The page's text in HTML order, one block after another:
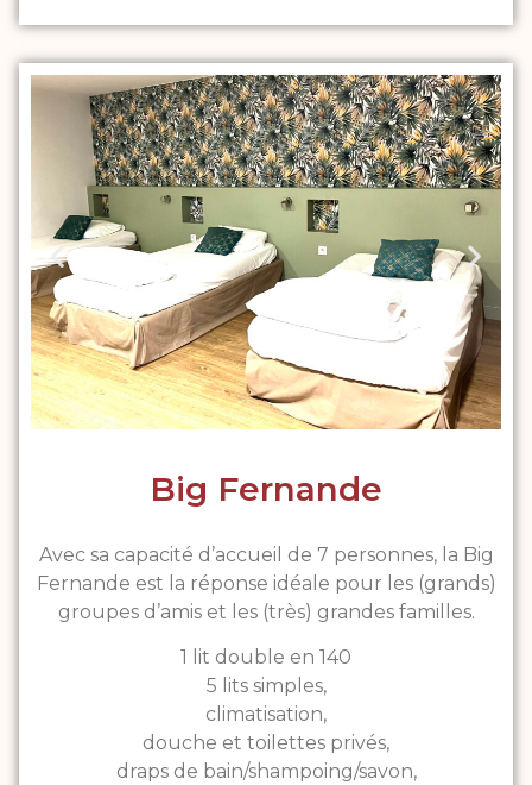
Big Fernande
Avec sa capacité d’accueil de 7 personnes, la Big
Fernande est la réponse idéale pour les (grands)
groupes d’amis et les (très) grandes familles.
1 lit double en 140
5 lits simples,
climatisation,
douche et toilettes privés,
draps de bain/shampoing/savon,